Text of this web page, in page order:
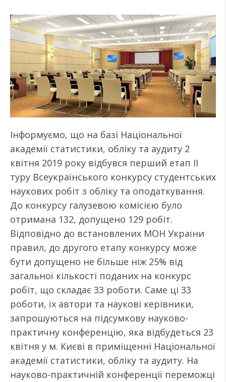
Інформуємо, що на базі Національної
академії статистики, обліку та аудиту 2
квітня 2019 року відбувся перший етап ІІ
туру Всеукраїнського конкурсу студентських
наукових робіт з обліку та оподаткування.
До конкурсу галузевою комісією було
отримана 132, допущено 129 робіт.
Відповідно до встановлених МОН України
правил, до другого етапу конкурсу може
бути допущено не більше ніж 25% від
загальної кількості поданих на конкурс
робіт, що складає 33 роботи. Саме ці 33
роботи, їх автори та наукові керівники,
запрошуються на підсумкову науково-
практичну конференцію, яка відбудеться 23
квітня у м. Києві в приміщенні Національної
академії статистики, обліку та аудиту. На
науково-практичній конференції переможці